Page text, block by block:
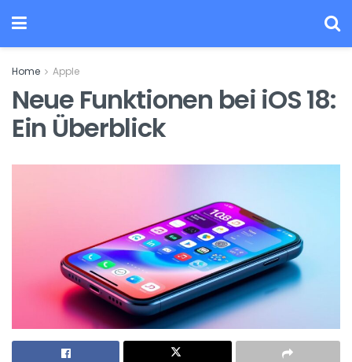
Home Apple
Neue Funktionen bei iOS 18:
Ein Überblick